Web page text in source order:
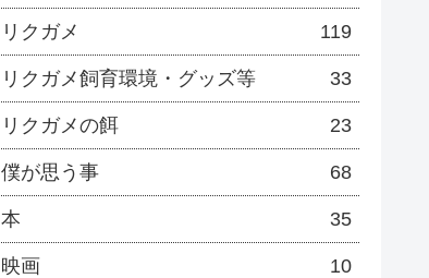
リクガメ 119
リクガメ飼育環境・グッズ等 33
リクガメの餌 23
僕が思う事 68
本 35
映画 10